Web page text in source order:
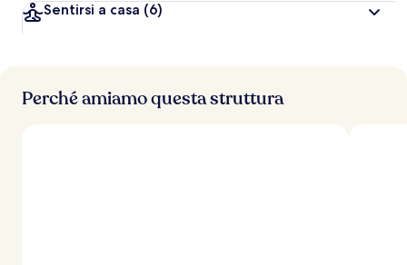
Sentirsi a casa (6)
Perché amiamo questa struttura